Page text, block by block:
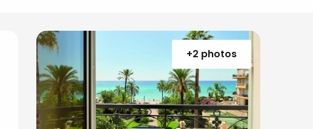
+2 photos